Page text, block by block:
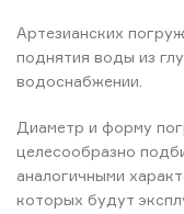
Артезианских
поднятия воды из
водоснабжении.
Диаметр и форму
целесообразно
аналогичными
которых будут